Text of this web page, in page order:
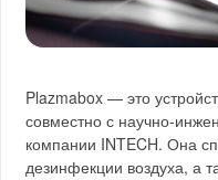
Plazmabox — это
совместно с научно-
компании INTECH. Она
дезинфекции воздуха, а